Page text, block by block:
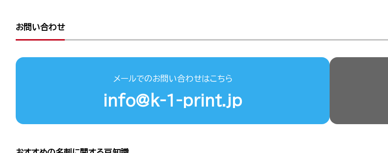
お問い合わせ
メールでのお問い合わせはこちら
info@k-1-print.jp